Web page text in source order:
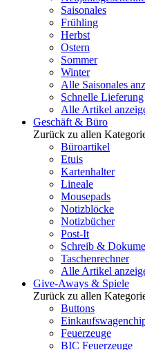
Saisonales
Frühling
Herbst
Ostern
Sommer
Winter
Alle Saisonales
Schnelle Lieferung
Alle Artikel
Geschäft & Büro
Zurück zu allen
Büroartikel
Etuis
Kartenhalter
Lineale
Mousepads
Notizblöcke
Notizbücher
Post-It
Schreib &
Taschenrechner
Alle Artikel
Give-Aways & Spiele
Zurück zu allen
Buttons
Feuerzeuge
BIC Feuerzeuge